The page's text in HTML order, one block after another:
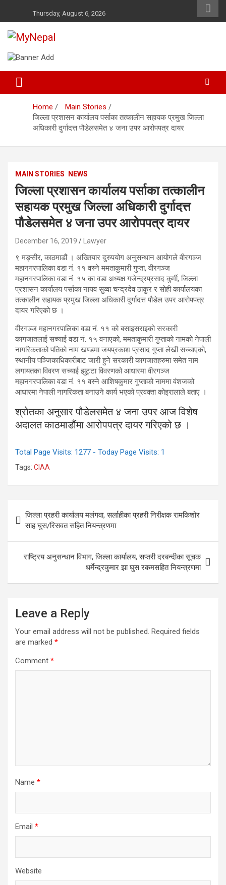
Thursday, August 6, 2026
MyNepal
Home
Main Stories
जिल्ला प्रशासन कार्यालय पर्साका तत्कालीन सहायक प्रमुख जिल्ला
अधिकारी दुर्गादत्त पौडेलसमेत ४ जना उपर आरोपपत्र दायर
MAIN STORIES NEWS
जिल्ला प्रशासन कार्यालय पर्साका तत्कालीन
सहायक प्रमुख जिल्ला अधिकारी दुर्गादत्त
पौडेलसमेत ४ जना उपर आरोपपत्र दायर
December 16, 2019 Lawyer
९ मङ्सीर, काठमाडौं । अख्तियार दुरुपयोग अनुसन्धान आयोगले वीरगञ्ज
महानगरपालिका वडा नं. ११ वस्ने ममताकुमारी गुप्ता, वीरगञ्ज
महानगरपालिका वडा नं. १५ का वडा अध्यक्ष गजेन्द्रप्रसाद कुर्मी, जिल्ला
प्रशासन कार्यालय पर्साका नायव सुव्वा चन्द्रदेव ठाकुर र सोही कार्यालयका
तत्कालीन सहायक प्रमुख जिल्ला अधिकारी दुर्गादत्त पौडेल उपर आरोपपत्र
दायर गरिएको छ ।
वीरगञ्ज महानगरपालिका वडा नं. ११ को बसाइसराइको सरकारी
कागजातलाई सच्याई वडा नं. १५ वनाएको, ममताकुमारी गुप्ताको नामको नेपाली
नागरिकताको पतिको नाम खण्डमा जयप्रकाश प्रसाद गुप्ता लेखी सच्चाएको,
स्थानीय पञ्जिकाधिकारीबाट जारी हुने सरकारी कागजातहरुमा समेत नाम
लगायतका विवरण सच्याई झुट्टा विवरणको आधारमा वीरगञ्ज
महानगरपालिका वडा नं. ११ वस्ने आशिषकुमार गुप्ताको नाममा वंशजको
आधारमा नेपाली नागरिकता बनाउने कार्य भएको प्रवक्ता कोइरालाले बताए ।
श्रोतका अनुसार पौडेलसमेत ४ जना उपर आज विशेष
अदालत काठमाडौंमा आरोपपत्र दायर गरिएको छ ।
Total Page Visits: 1277 - Today Page Visits: 1
Tags: CIAA
Post
navigation
जिल्ला प्रहरी कार्यालय मलंगवा, सर्लाहीका प्रहरी निरीक्षक रामकिशोर
साह घुस/रिसवत सहित नियन्त्रणमा
राष्ट्रिय अनुसन्धान विभाग, जिल्ला कार्यालय, सप्तरी दरबन्दीका सूचक
धर्मेन्द्रकुमार झा घुस रकमसहित नियन्त्रणमा
Leave a Reply
Your email address will not be published. Required fields
are marked *
Comment *
Name *
Email *
Website